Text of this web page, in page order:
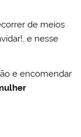
de meios
e nesse
e encomendar